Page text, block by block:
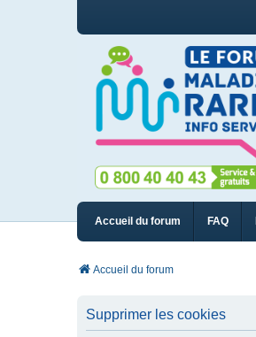
Accueil du forum FAQ
Accueil du forum
Supprimer les cookies